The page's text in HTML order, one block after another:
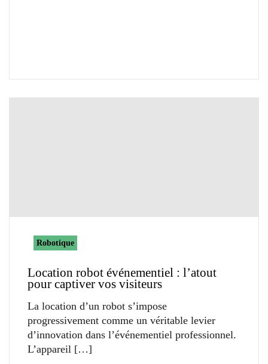
Robotique
Location robot événementiel : l’atout
pour captiver vos visiteurs
La location d’un robot s’impose
progressivement comme un véritable levier
d’innovation dans l’événementiel professionnel.
L’appareil